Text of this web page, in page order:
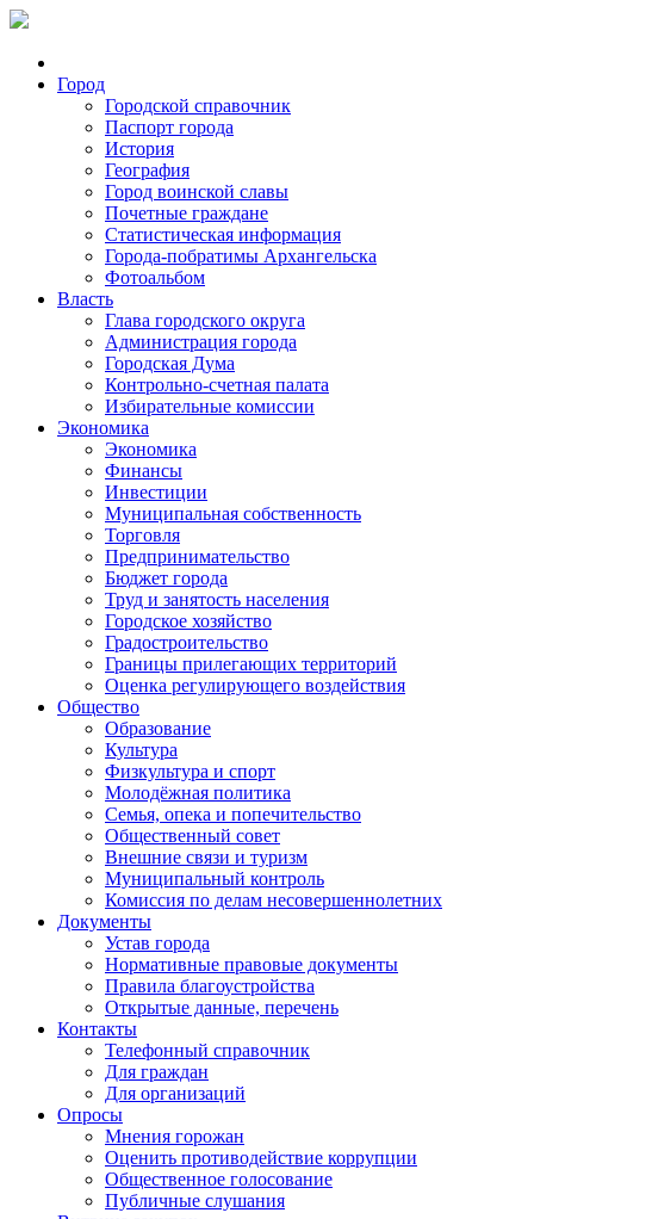
Город
Городской справочник
Паспорт города
История
География
Город воинской славы
Почетные граждане
Статистическая информация
Города-побратимы Архангельска
Фотоальбом
Власть
Глава городского округа
Администрация города
Городская Дума
Контрольно-счетная палата
Избирательные комиссии
Экономика
Экономика
Финансы
Инвестиции
Муниципальная собственность
Торговля
Предпринимательство
Бюджет города
Труд и занятость населения
Городское хозяйство
Градостроительство
Границы прилегающих территорий
Оценка регулирующего воздействия
Общество
Образование
Культура
Физкультура и спорт
Молодёжная политика
Семья, опека и попечительство
Общественный совет
Внешние связи и туризм
Муниципальный контроль
Комиссия по делам несовершеннолетних
Документы
Устав города
Нормативные правовые документы
Правила благоустройства
Открытые данные, перечень
Контакты
Телефонный справочник
Для граждан
Для организаций
Опросы
Мнения горожан
Оценить противодействие коррупции
Общественное голосование
Публичные слушания